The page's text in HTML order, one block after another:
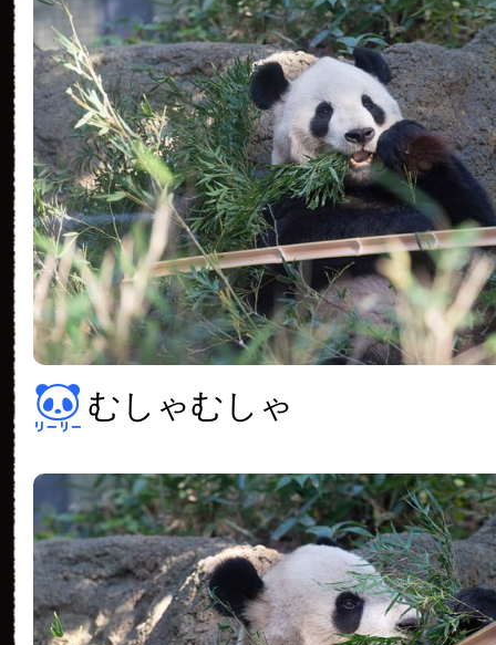
むしゃむしゃ